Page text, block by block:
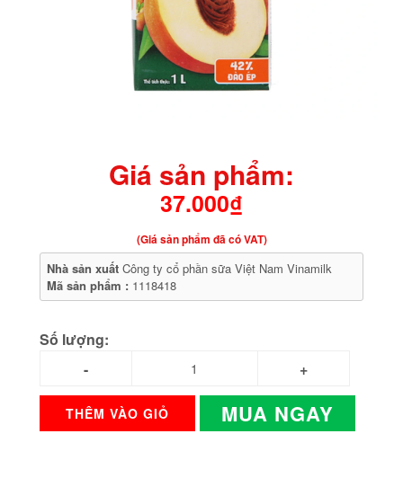
Giá sản phẩm:
37.000₫
(Giá sản phẩm đã có VAT)
Nhà sản xuất Công ty cổ phần sữa Việt Nam Vinamilk
Mã sản phẩm : 1118418
Số lượng:
THÊM VÀO GIỎ MUA NGAY